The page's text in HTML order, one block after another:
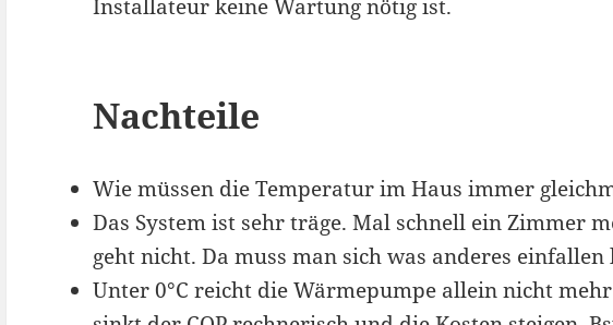
Installateur keine Wartung nötig ist.
Nachteile
Wie müssen die Temperatur im Haus immer
Das System ist sehr träge. Mal schnell ein Zimmer
geht nicht. Da muss man sich was anderes einfallen
Unter 0°C reicht die Wärmepumpe allein nicht